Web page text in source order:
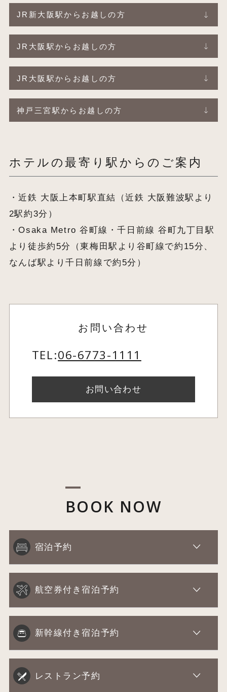
JR新大阪駅からお越しの方
JR大阪駅からお越しの方
JR大阪駅からお越しの方
神戸三宮駅からお越しの方
ホテルの最寄り駅からのご案内
・近鉄 大阪上本町駅直結（近鉄 大阪難波駅より
2駅約3分）
・Osaka Metro 谷町線・千日前線 谷町九丁目駅
より徒歩約5分（東梅田駅より谷町線で約15分、
なんば駅より千日前線で約5分）
お問い合わせ
TEL:06-6773-1111
お問い合わせ
BOOK NOW
宿泊予約
航空券付き宿泊予約
新幹線付き宿泊予約
レストラン予約